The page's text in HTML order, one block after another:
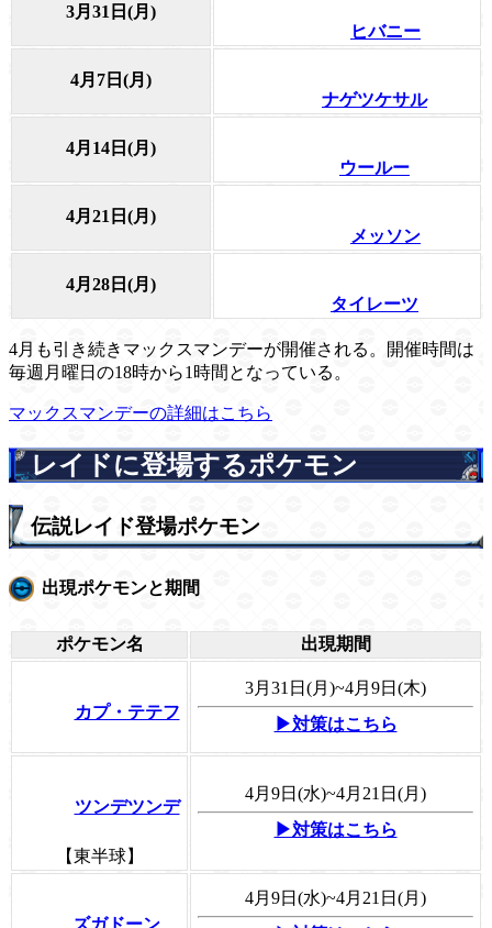
3月31日(月)
ヒバニー
4月7日(月)
ナゲツケサル
4月14日(月)
ウールー
4月21日(月)
メッソン
4月28日(月)
タイレーツ
4月も引き続きマックスマンデーが開催される。開催時間は
毎週月曜日の18時から1時間となっている。
マックスマンデーの詳細はこちら
レイドに登場するポケモン
伝説レイド登場ポケモン
出現ポケモンと期間
ポケモン名 出現期間
カプ・テテフ
3月31日(月)~4月9日(木)
▶対策はこちら
ツンデツンデ
【東半球】
4月9日(水)~4月21日(月)
▶対策はこちら
4月9日(水)~4月21日(月)